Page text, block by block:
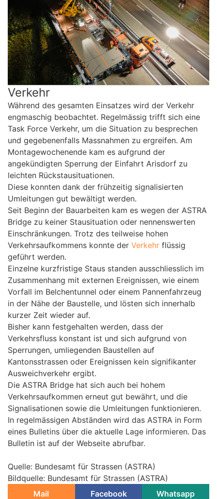
Verkehr
Während des gesamten Einsatzes wird der Verkehr
engmaschig beobachtet. Regelmässig trifft sich eine
Task Force Verkehr, um die Situation zu besprechen
und gegebenenfalls Massnahmen zu ergreifen. Am
Montagewochenende kam es aufgrund der
angekündigten Sperrung der Einfahrt Arisdorf zu
leichten Rückstausituationen.
Diese konnten dank der frühzeitig signalisierten
Umleitungen gut bewältigt werden.
Seit Beginn der Bauarbeiten kam es wegen der ASTRA
Bridge zu keiner Stausituation oder nennenswerten
Einschränkungen. Trotz des teilweise hohen
Verkehrsaufkommens konnte der Verkehr flüssig
geführt werden.
Einzelne kurzfristige Staus standen ausschliesslich im
Zusammenhang mit externen Ereignissen, wie einem
Vorfall im Belchentunnel oder einem Pannenfahrzeug
in der Nähe der Baustelle, und lösten sich innerhalb
kurzer Zeit wieder auf.
Bisher kann festgehalten werden, dass der
Verkehrsfluss konstant ist und sich aufgrund von
Sperrungen, umliegenden Baustellen auf
Kantonsstrassen oder Ereignissen kein signifikanter
Ausweichverkehr ergibt.
Die ASTRA Bridge hat sich auch bei hohem
Verkehrsaufkommen erneut gut bewährt, und die
Signalisationen sowie die Umleitungen funktionieren.
In regelmässigen Abständen wird das ASTRA in Form
eines Bulletins über die aktuelle Lage informieren. Das
Bulletin ist auf der Webseite abrufbar.
Quelle: Bundesamt für Strassen (ASTRA)
Bildquelle: Bundesamt für Strassen (ASTRA)
Mail
Facebook Whatsapp